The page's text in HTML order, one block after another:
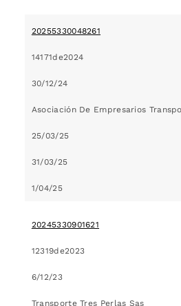
20255330048261
14171de2024
30/12/24
Asociación De Empresarios
25/03/25
31/03/25
1/04/25
20245330901621
12319de2023
6/12/23
Transporte Tres Perlas Sas